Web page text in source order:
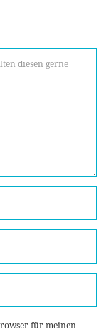
für meinen